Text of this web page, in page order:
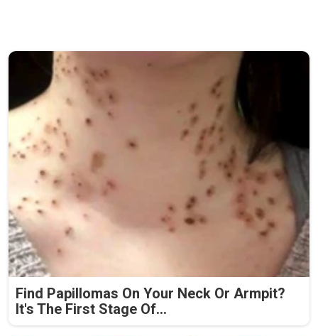
Find Papillomas On Your Neck Or Armpit?
It's The First Stage Of...